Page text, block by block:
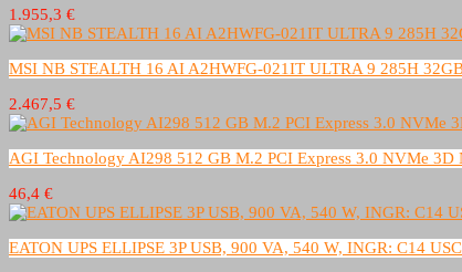
1.955,3 €
MSI NB STEALTH 16 AI A2HWFG-021IT ULTRA 9 285H
2.467,5 €
AGI Technology AI298 512 GB M.2 PCI Express 3.0 NVMe 3D
46,4 €
EATON UPS ELLIPSE 3P USB, 900 VA, 540 W, INGR: C14